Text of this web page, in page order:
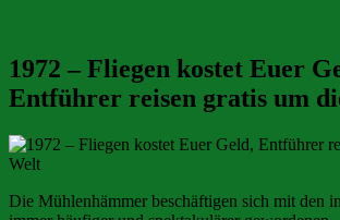
1972 – Fliegen kostet Euer
Entführer reisen gratis um
Die Mühlenhämmer beschäftigen sich mit den